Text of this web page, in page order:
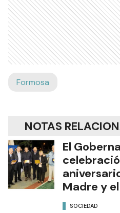
Formosa
NOTAS
El
Madre y
SOCIEDAD